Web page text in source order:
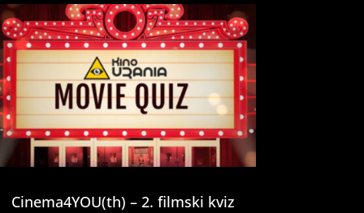
Cinema4YOU(th) – 2. filmski kviz